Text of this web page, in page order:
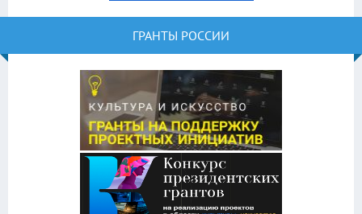
ГРАНТЫ РОССИИ